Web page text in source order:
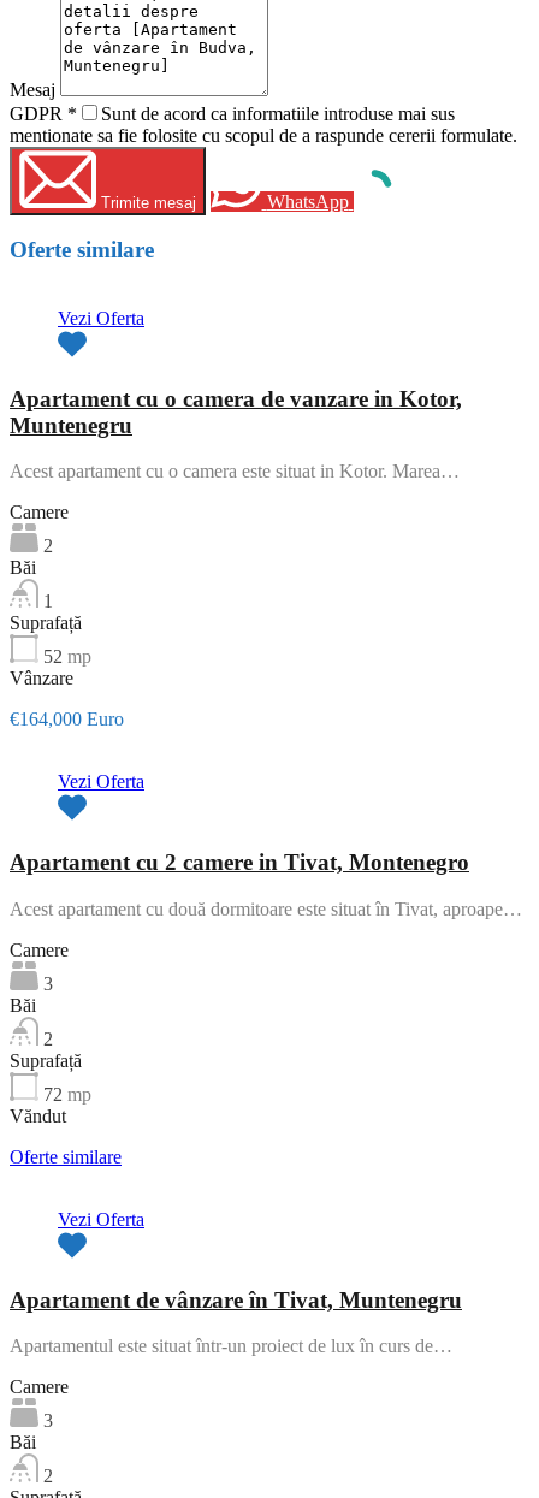
Mesaj
GDPR *
Sunt de acord ca informatiile introduse mai sus
mentionate sa fie folosite cu scopul de a raspunde cererii formulate.
Trimite mesaj WhatsApp
Oferte similare
Vezi Oferta
Apartament cu o camera de vanzare in Kotor,
Muntenegru
Acest apartament cu o camera este situat in Kotor. Marea…
Camere
2
Băi
1
Suprafață
52 mp
Vânzare
€164,000 Euro
Vezi Oferta
Apartament cu 2 camere in Tivat, Montenegro
Acest apartament cu două dormitoare este situat în Tivat, aproape…
Camere
3
Băi
2
Suprafață
72 mp
Văndut
Oferte similare
Vezi Oferta
Apartament de vânzare în Tivat, Muntenegru
Apartamentul este situat într-un proiect de lux în curs de…
Camere
3
Băi
2